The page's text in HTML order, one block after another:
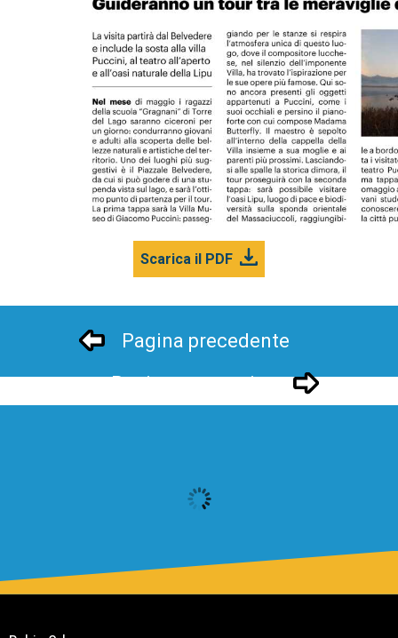
Scarica il PDF
Pagina precedente
Pagina successivo